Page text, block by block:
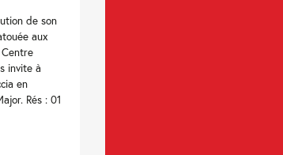
de son
aux
invite à
en
Rés : 01